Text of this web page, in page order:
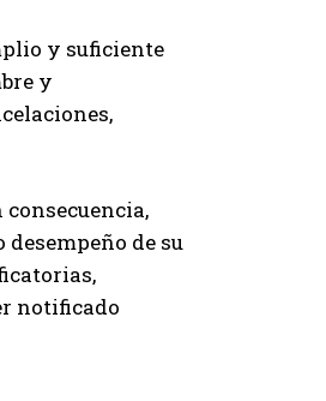
y suficiente
y
de su
notificado